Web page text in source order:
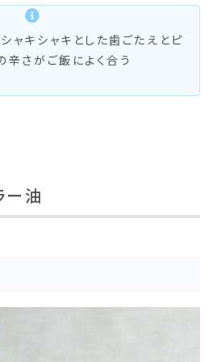
ャキシャキとした歯ごたえとピ
辛さがご飯によく合う
油